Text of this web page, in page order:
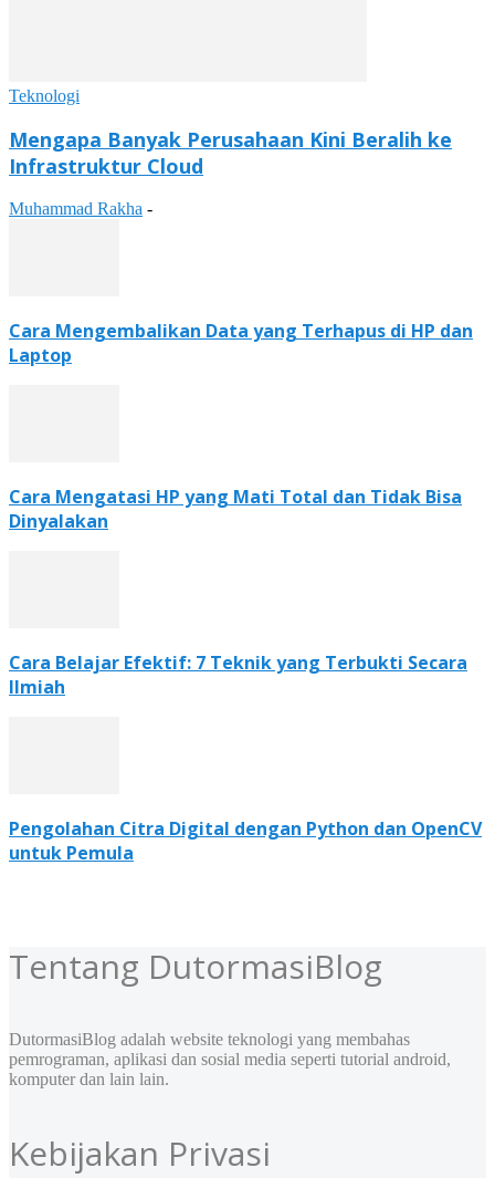
Teknologi
Mengapa Banyak Perusahaan Kini Beralih ke
Infrastruktur Cloud
Muhammad Rakha -
Cara Mengembalikan Data yang Terhapus di HP dan
Laptop
Cara Mengatasi HP yang Mati Total dan Tidak Bisa
Dinyalakan
Cara Belajar Efektif: 7 Teknik yang Terbukti Secara
Ilmiah
Pengolahan Citra Digital dengan Python dan OpenCV
untuk Pemula
Tentang DutormasiBlog
DutormasiBlog adalah website teknologi yang membahas
pemrograman, aplikasi dan sosial media seperti tutorial android,
komputer dan lain lain.
Kebijakan Privasi